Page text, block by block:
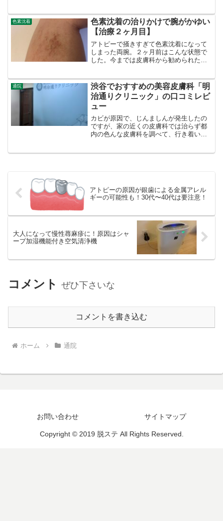
色素沈着
色素沈着の治りかけで腕がかゆい
【治療２ヶ月目】
アトピーで掻きすぎて色素沈着になって
しまった両腕。２ヶ月前はこんな状態で
した。今までは皮膚科から勧められたヒ
中からの治療に変えました。本格的に治
療を初めて２ヶ月目。少し...
通院
渋谷でおすすめの美容皮膚科「明
治通りクリニック」の口コミレビ
ュー
カビが原因で、じんましんが発生したの
ですが、家の近くの皮膚科では治らず都
内の色んな皮膚科を調べて、行き着いた
アトピーの原因が銀歯による金属アレル
ギーの可能性も！30代〜40代は要注意！
大人になって慢性蕁麻疹に！原因はシャ
ープ加湿機能付き空気清浄機
コメント ぜひ下さいな
コメントを書き込む
ホーム 通院
お問い合わせ サイトマップ
Copyright © 2019 脱ステ All Rights Reserved.